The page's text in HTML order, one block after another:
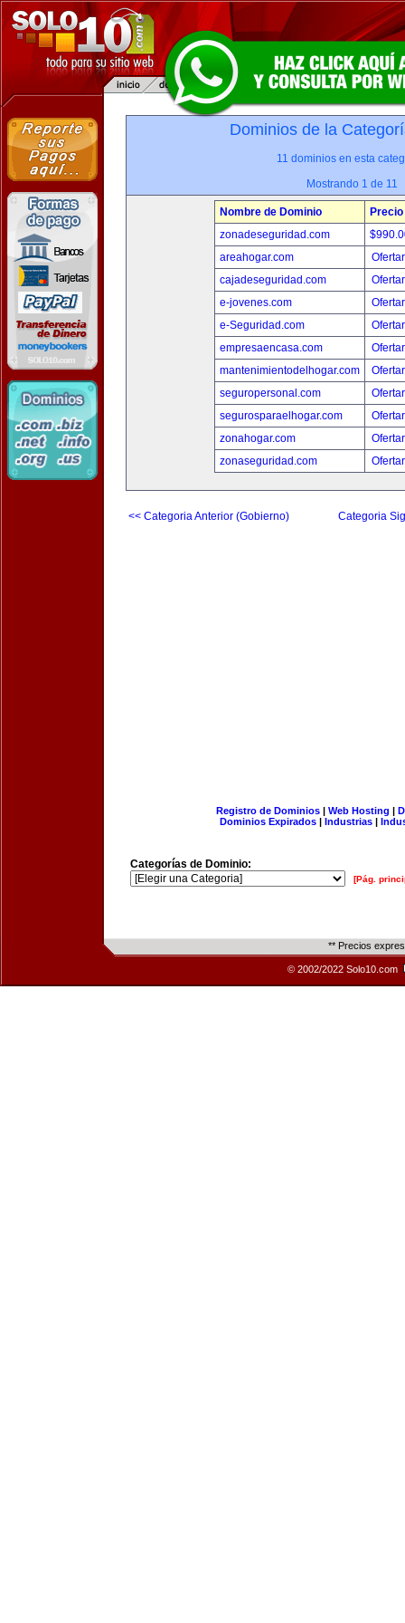
Dominios de la
11 dominios en esta
Mostrando 1 de 11
Nombre de Dominio
Precio
zonadeseguridad.com
areahogar.com
cajadeseguridad.com
e-jovenes.com
e-Seguridad.com
empresaencasa.com
mantenimientodelhogar.com
seguropersonal.com
segurosparaelhogar.com
zonahogar.com
zonaseguridad.com
<< Categoria Anterior (Gobierno) Categoria
Registro de Dominios| Web Hosting |
Dominios Expirados | Industrias |
Categorías de Dominio:
[Pág.
** Precios
© 2002/2022 Solo10.com